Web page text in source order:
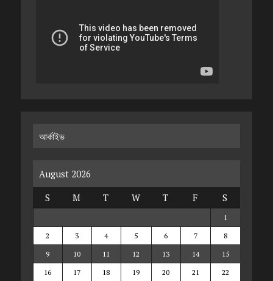
আর্কাইভ
August 2026
S
M T W T F S
1
2
3 4 5 6 7
8
9
10 11 12 13 14
15
16
17 18 19 20 21
22